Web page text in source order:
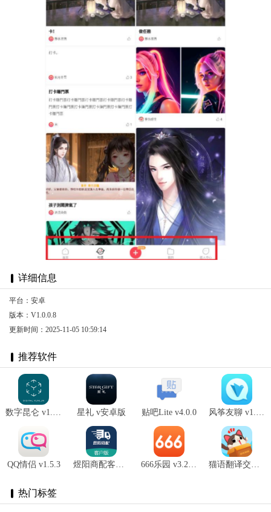
详细信息
平台：安卓
版本：V1.0.0.8
更新时间：2025-11-05 10:59:14
推荐软件
数字昆仑 v1.6.8.1 星礼 v安卓版 贴吧Lite v4.0.0 风筝友聊 v1.0.1
QQ情侣 v1.5.3 煜阳商配客户端 v1.3.68 666乐园 v3.2.1安卓版 猫语翻译交流 v1.0.0
热门标签